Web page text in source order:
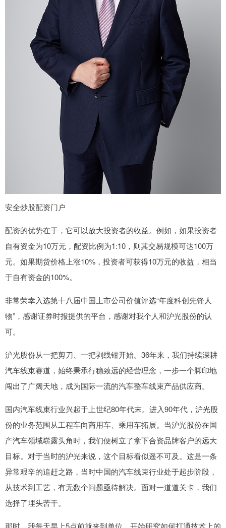
安全炒股配资门户
配资的优势在于，它可以放大投资者的收益。例如，如果投资者
自有资金为10万元，配资比例为1:10，则其交易规模可达100万
元。如果期货价格上涨10%，投资者可获得10万元的收益，相当
于自有资金的100%。
非常荣幸入选第十八届中国上市公司价值评选“年度科创先锋人
物”，感谢证券时报提供的平台，感谢对我个人和沪光股份的认
可。
沪光股份从一把剪刀、一把剥线钳开始。36年来，我们持续深耕
汽车线束赛道，始终秉承行稳致远的经营理念，一步一个脚印地
闯出了广阔天地，成为国际一流的汽车整车线束产品供应商。
国内汽车线束行业兴起于上世纪80年代末。进入90年代，沪光股
份的业务范围从工程车向商用车、乘用车拓展。当沪光股份在国
产汽车领域崭露头角时，我们便树立了拿下合资品牌客户的远大
目标。对于当时的沪光来说，这个目标看似遥不可及。这是一条
异常艰辛的追赶之路，当时中国的汽车线束行业处于起步阶段，
从技术到工艺，有无数个问题亟待解决。面对一道道关卡，我们
选择了埋头苦干。
那时，我每天早上5点前就来到单位，开始研究如何打通技术上的